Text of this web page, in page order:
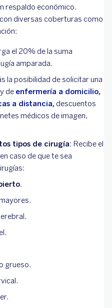
respaldo económico.
diversas coberturas como
el 20% de la suma
amparada.
la posibilidad de solicitar una
de enfermería a domicilio,
a distancia, descuentos
médicos de imagen,
tipos de cirugía: Recibe el
caso de que te sea
grueso.